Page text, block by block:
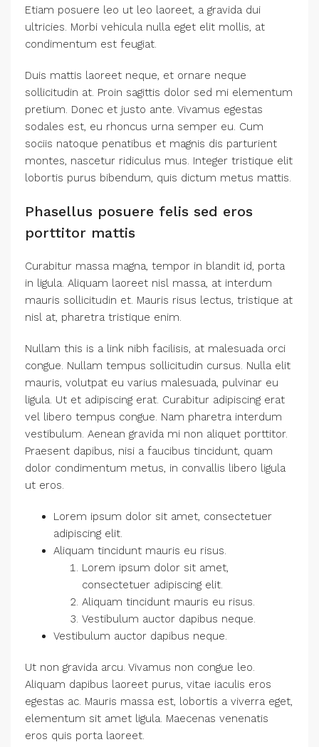
Etiam posuere leo ut leo laoreet, a gravida dui
ultricies. Morbi vehicula nulla eget elit mollis, at
condimentum est feugiat.
Duis mattis laoreet neque, et ornare neque
sollicitudin at. Proin sagittis dolor sed mi elementum
pretium. Donec et justo ante. Vivamus egestas
sodales est, eu rhoncus urna semper eu. Cum
sociis natoque penatibus et magnis dis parturient
montes, nascetur ridiculus mus. Integer tristique elit
lobortis purus bibendum, quis dictum metus mattis.
Phasellus posuere felis sed eros
porttitor mattis
Curabitur massa magna, tempor in blandit id, porta
in ligula. Aliquam laoreet nisl massa, at interdum
mauris sollicitudin et. Mauris risus lectus, tristique at
nisl at, pharetra tristique enim.
Nullam this is a link nibh facilisis, at malesuada orci
congue. Nullam tempus sollicitudin cursus. Nulla elit
mauris, volutpat eu varius malesuada, pulvinar eu
ligula. Ut et adipiscing erat. Curabitur adipiscing erat
vel libero tempus congue. Nam pharetra interdum
vestibulum. Aenean gravida mi non aliquet porttitor.
Praesent dapibus, nisi a faucibus tincidunt, quam
dolor condimentum metus, in convallis libero ligula
ut eros.
Lorem ipsum dolor sit amet, consectetuer
adipiscing elit.
Aliquam tincidunt mauris eu risus.
Lorem ipsum dolor sit amet,
consectetuer adipiscing elit.
Aliquam tincidunt mauris eu risus.
Vestibulum auctor dapibus neque.
Vestibulum auctor dapibus neque.
Ut non gravida arcu. Vivamus non congue leo.
Aliquam dapibus laoreet purus, vitae iaculis eros
egestas ac. Mauris massa est, lobortis a viverra eget,
elementum sit amet ligula. Maecenas venenatis
eros quis porta laoreet.